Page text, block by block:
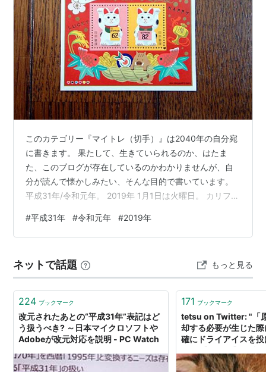
このカテゴリー『マイトレ（切手）』は2040年の自分宛
に書きます。 果たして、生きていられるのか、はたま
た、このブログが存在しているのかわかりませんが、自
分が読んで懐かしみたい、そんな目的で書いています。
平成31年/令和元年。 2019年 1月1日は火曜日。 カリフォ
用の制限が開始 シアトル・マリナーズのイチロー選手が
東京ドームでの開幕2連戦をもって引退 日本政府が平成
リのノートルダム大聖堂で大規模な火災が発生 明仁が天
皇位を退位。平成の終了。退位礼正殿の儀が執り行われ
る 皇太子徳仁親王が…
#平成31年 #令和元年 #2019年
ネットで話題 もっと見る
224 ブックマーク
改元されたあとの“平成31年”表記はど
う扱うべき? ～日本マイクロソフトや
Adobeが改元対応を説明 - PC Watch
171 ブックマーク
tetsu on Twitter: "「
却する必要が生じた
確にドライアイスを
(2019.2.21) 【発明の